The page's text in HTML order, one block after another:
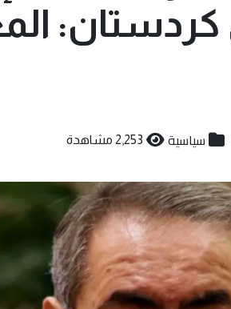
سياسية 2,253 مشاهدة